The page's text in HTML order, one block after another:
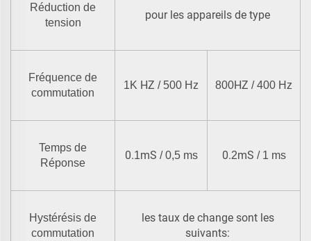
Réduction de
tension
pour les appareils de type
Fréquence de
commutation
1K HZ / 500 Hz 800HZ / 400 Hz
Temps de
Réponse
0.1mS / 0,5 ms 0.2mS / 1 ms
Hystérésis de
commutation
les taux de change sont les
suivants: